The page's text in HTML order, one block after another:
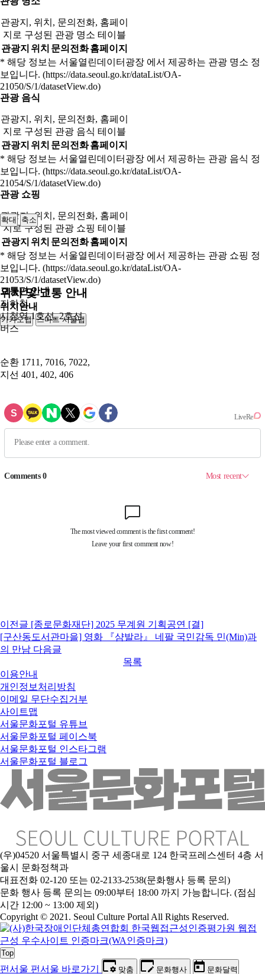
관광지, 위치, 문의전화, 홈페이
지로 구성된 관광 명소 테이블
관광지 위치 문의전화홈페이지
* 해당 정보는 서울열린데이터광장 에서 제공하는 관광 명소 정
보입니다. (https://data.seoul.go.kr/dataList/OA-
21050/S/1/datasetView.do)
관광 음식
관광지, 위치, 문의전화, 홈페이
지로 구성된 관광 음식 테이블
관광지 위치 문의전화홈페이지
* 해당 정보는 서울열린데이터광장 에서 제공하는 관광 음식 정
보입니다. (https://data.seoul.go.kr/dataList/OA-
21054/S/1/datasetView.do)
관광 쇼핑
관광지, 위치, 문의전화, 홈페이
지로 구성된 관광 쇼핑 테이블
관광지 위치 문의전화홈페이지
* 해당 정보는 서울열린데이터광장 에서 제공하는 관광 쇼핑 정
보입니다. (https://data.seoul.go.kr/dataList/OA-
21053/S/1/datasetView.do)
위치 및 교통 안내
위치안내
카카오맵 스마트 서울맵
250m
확대 축소
교통편 안내
지하철
시청역 1호선, 2호선
버스
순환 1711, 7016, 7022,
지선 401, 402, 406
이전글 [종로문화재단] 2025 무계원 기획공연 [결]
[구산동도서관마을] 영화 『샴발라』 네팔 국민감독 민(Min)과
의 만남 다음글
목록
이용안내
개인정보처리방침
이메일 무단수집거부
사이트맵
서울문화포털 유튜브
서울문화포털 페이스북
서울문화포털 인스타그램
서울문화포털 블로그
(우)04520 서울특별시 중구 세종대로 124 한국프레스센터 4층 서
울시 문화정책과
대표전화 02-120 또는 02-2133-2538(문화행사 등록 문의)
문화 행사 등록 문의는 09:00부터 18:00 까지 가능합니다. (점심
시간 12:00 ~ 13:00 제외)
Copyright © 2021. Seoul Culture Portal All Rights Reserved.
Top
펀서울 펀서울 바로가기 맞춤 문화행사 문화달력